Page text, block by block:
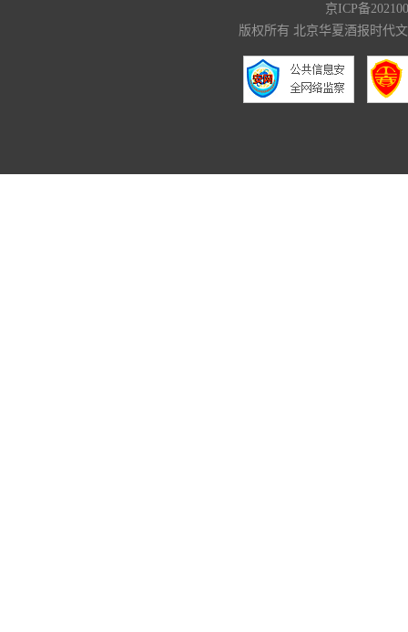
京ICP备
版权所有 北京华夏酒报时代文